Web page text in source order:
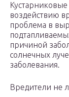
воздействию
проблема в
причиной
солнечных
заболевания.
Вредители не